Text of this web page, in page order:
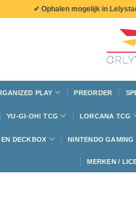
✔ Ophalen mogelijk in
PLAY PREORDER
YU-GI-OH! TCG LORCANA TCG
DECKBOX NINTENDO GAMING
MERKEN /